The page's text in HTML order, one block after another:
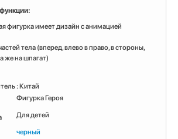
фигурка имеет дизайн с анимацией
тела (вперед, влево в право, в стороны,
же на шпагат)
: Китай
Фигурка Героя
Для детей
черный